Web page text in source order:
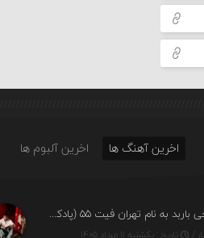
اخرین آهنگ ها اخرین آلبوم ها
دانلود آهنگ دیجی باربد به نام تهران فیت ۵۵ (پادکست)
تاریخ : یکشنبه ۱۱ مرداد ۱۴۰۵